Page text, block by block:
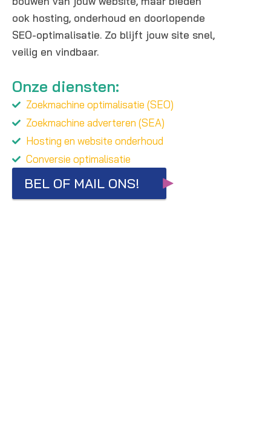
ook hosting, onderhoud en doorlopende
SEO-optimalisatie. Zo blijft jouw site snel,
veilig en vindbaar.
Onze diensten:
Zoekmachine optimalisatie (SEO)
Zoekmachine adverteren (SEA)
Hosting en website onderhoud
Conversie optimalisatie
BEL OF MAIL ONS!